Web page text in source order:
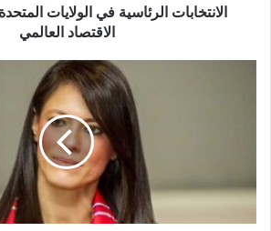
العالميالانتخابات الرئاسية في الولايات
الاقتصاد العالمي
جهة